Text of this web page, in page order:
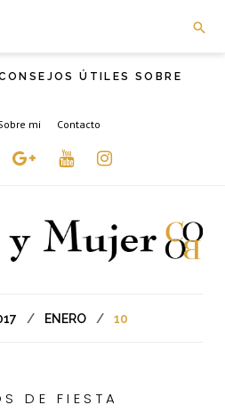
ÚTILES SOBRE
mi Contacto
/ ENERO / 10
DE FIESTA